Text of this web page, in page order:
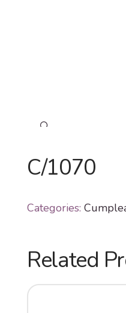
🔍
C/1070
Categories:
Related